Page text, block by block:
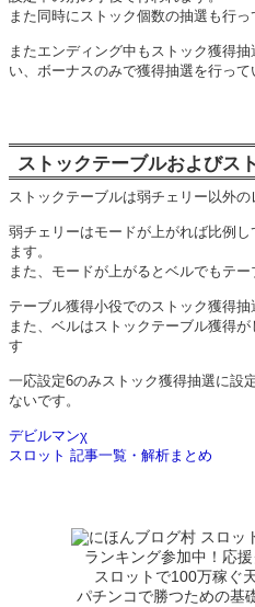
また同時にストック個数の抽選も行っ
またエンディング中もストック獲得
い、ボーナスのみで獲得抽選を行って
ストックテーブルおよびス
ストックテーブルは弱チェリー以外の
弱チェリーはモードが上がれば比例
ます。
また、モードが上がるとベルでもテー
テーブル獲得小役でのストック獲得抽
また、ベルはストックテーブル獲得
す
一応設定6のみストック獲得抽選に設
ないです。
デビルマンχ
スロット 記事一覧・解析まとめ
ランキング参加中！応
スロットで100万稼ぐ
パチンコで勝つための基